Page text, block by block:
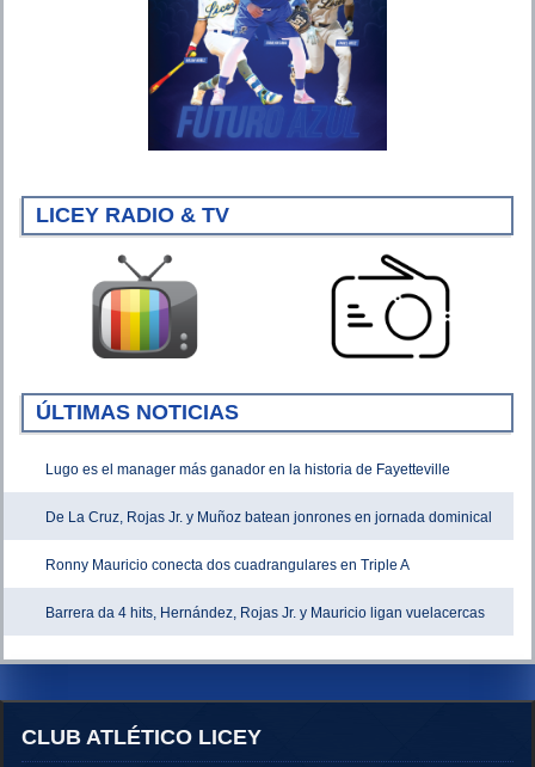
LICEY RADIO & TV
ÚLTIMAS NOTICIAS
Lugo es el manager más ganador en la historia de Fayetteville
De La Cruz, Rojas Jr. y Muñoz batean jonrones en jornada dominical
Ronny Mauricio conecta dos cuadrangulares en Triple A
Barrera da 4 hits, Hernández, Rojas Jr. y Mauricio ligan vuelacercas
CLUB ATLÉTICO LICEY